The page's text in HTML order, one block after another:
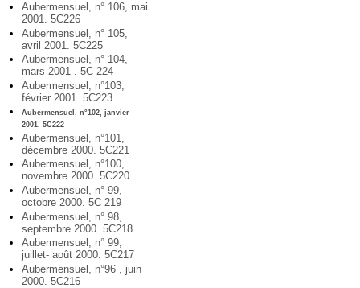
Aubermensuel, n° 106, mai
2001. 5C226
Aubermensuel, n° 105,
avril 2001. 5C225
Aubermensuel, n° 104,
mars 2001 . 5C 224
Aubermensuel, n°103,
février 2001. 5C223
Aubermensuel, n°102, janvier
2001. 5C222
Aubermensuel, n°101,
décembre 2000. 5C221
Aubermensuel, n°100,
novembre 2000. 5C220
Aubermensuel, n° 99,
octobre 2000. 5C 219
Aubermensuel, n° 98,
septembre 2000. 5C218
Aubermensuel, n° 99,
juillet- août 2000. 5C217
Aubermensuel, n°96 , juin
2000. 5C216